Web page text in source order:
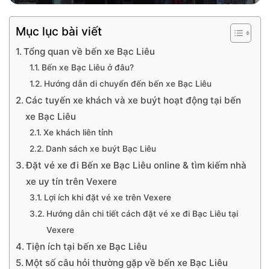
Mục lục bài viết
Tổng quan về bến xe Bạc Liêu
Bến xe Bạc Liêu ở đâu?
Hướng dẫn di chuyển đến bến xe Bạc Liêu
Các tuyến xe khách và xe buýt hoạt động tại bến
xe Bạc Liêu
Xe khách liên tỉnh
Danh sách xe buýt Bạc Liêu
Đặt vé xe đi Bến xe Bạc Liêu online & tìm kiếm nhà
xe uy tín trên Vexere
Lợi ích khi đặt vé xe trên Vexere
Hướng dẫn chi tiết cách đặt vé xe đi Bạc Liêu tại
Vexere
Tiện ích tại bến xe Bạc Liêu
Một số câu hỏi thường gặp về bến xe Bạc Liêu